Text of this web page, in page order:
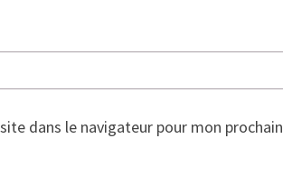
dans le navigateur pour mon prochain